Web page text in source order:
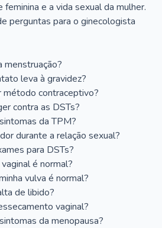
e a vida sexual da mulher.
perguntas para o ginecologista
menstruação?
leva à gravidez?
método contraceptivo?
contra as DSTs?
da TPM?
durante a relação sexual?
para DSTs?
é normal?
vulva é normal?
de libido?
vaginal?
da menopausa?